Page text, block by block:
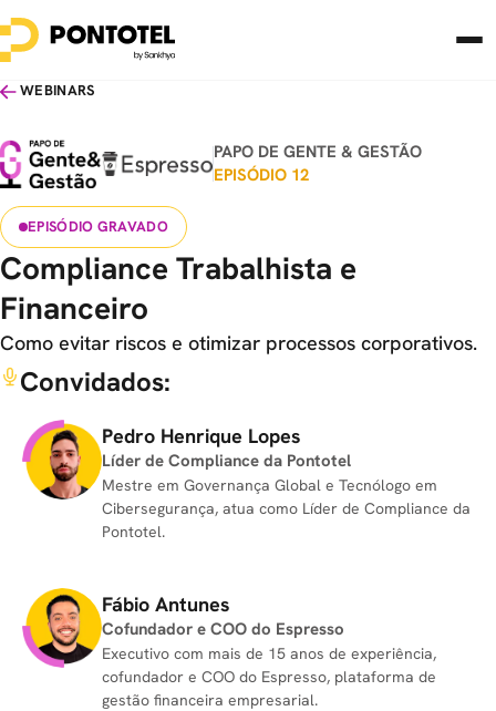
WEBINARS
PAPO DE GENTE & GESTÃO
EPISÓDIO 12
EPISÓDIO GRAVADO
Compliance Trabalhista e
Financeiro
Como evitar riscos e otimizar processos corporativos.
Convidados:
Pedro Henrique Lopes
Líder de Compliance da Pontotel
Mestre em Governança Global e Tecnólogo em
Cibersegurança, atua como Líder de Compliance da
Pontotel.
Fábio Antunes
Cofundador e COO do Espresso
Executivo com mais de 15 anos de experiência,
cofundador e COO do Espresso, plataforma de
gestão financeira empresarial.